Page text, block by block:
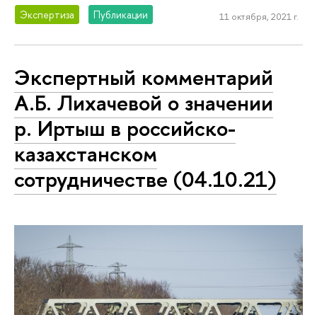
Экспертиза Публикации 11 октября, 2021 г.
Экспертный комментарий
А.Б. Лихачевой о значении
р. Иртыш в российско-
казахстанском
сотрудничестве (04.10.21)